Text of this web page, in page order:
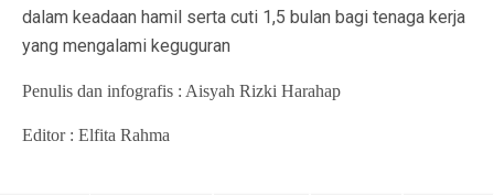
dalam keadaan hamil serta cuti 1,5 bulan bagi tenaga kerja
yang mengalami keguguran
Penulis dan infografis : Aisyah Rizki Harahap
Editor : Elfita Rahma